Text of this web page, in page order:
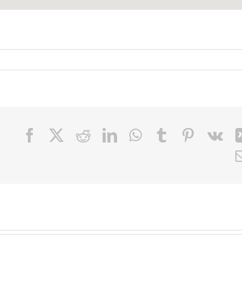
FacebookRedditLinkedInWhatsApp
Tumblr Vk